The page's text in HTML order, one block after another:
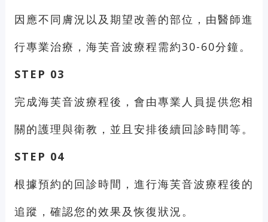
因應不同膚況以及期望改善的部位，由醫師進
行專業治療，海芙音波療程需約30-60分鐘。
STEP 03
完成海芙音波療程後，會由專業人員提供您相
關的護理與衛教，並且安排後續回診時間等。
STEP 04
根據預約的回診時間，進行海芙音波療程後的
追蹤，確認您的效果及恢復狀況。